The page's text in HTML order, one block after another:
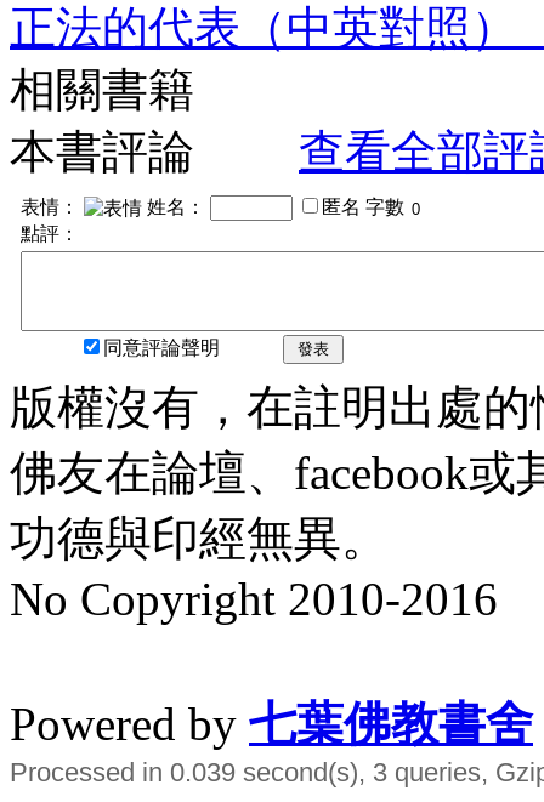
正法的代表（中英對照
相關書籍
本書評論
查看全部評
表情： 姓名： 匿名 字數
點評：
同意評論聲明 發表
版權沒有，在註明出處
佛友在論壇、facebook
功德與印經無異。
No Copyright 2010-2016
Powered by 七葉佛教書舍
Processed in 0.039 second(s), 3 queries,